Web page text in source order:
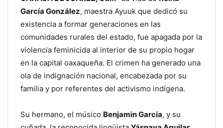
García González, maestra Ayuuk que dedicó su
existencia a formar generaciones en las
comunidades rurales del estado, fue apagada por la
violencia feminicida al interior de su propio hogar
en la capital oaxaqueña. El crimen ha generado una
ola de indignación nacional, encabezada por su
familia y por referentes del activismo indígena.
Su hermano, el músico Benjamin García, y su